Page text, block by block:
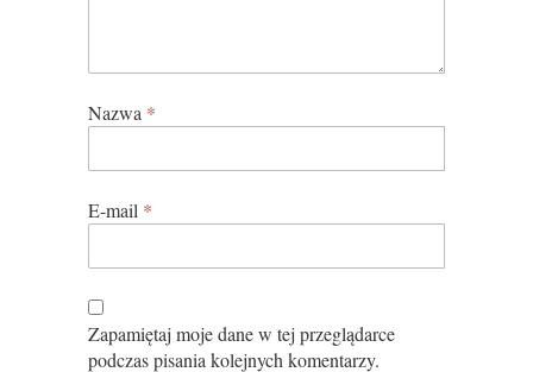
Nazwa *
E-mail *
Zapamiętaj moje dane w tej przeglądarce
podczas pisania kolejnych komentarzy.